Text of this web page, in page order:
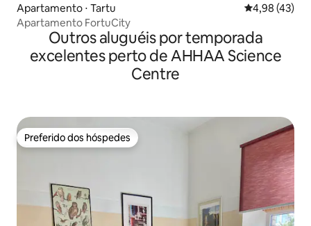
Apartamento ⋅ Tartu 4,98 de uma
4,98 (43)
Apartamento FortuCity
Outros aluguéis por temporada
excelentes perto de AHHAA Science
Centre
Preferido dos hóspedes
Preferido dos hóspedes